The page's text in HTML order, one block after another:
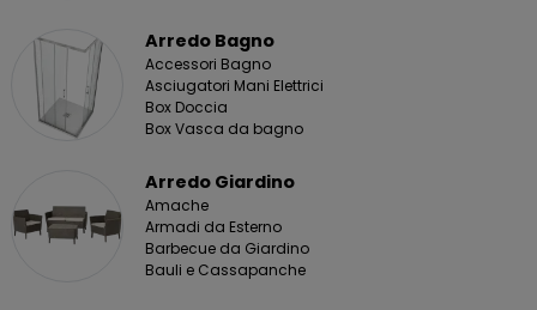
Arredo Bagno
Accessori Bagno
Asciugatori Mani Elettrici
Box Doccia
Box Vasca da bagno
Arredo Giardino
Amache
Armadi da Esterno
Barbecue da Giardino
Bauli e Cassapanche